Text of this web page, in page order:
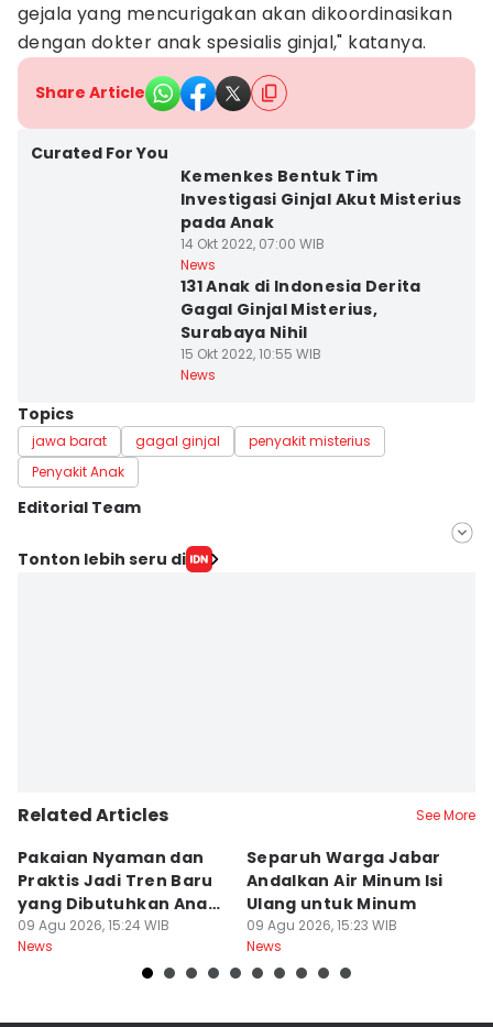
gejala yang mencurigakan akan dikoordinasikan
dengan dokter anak spesialis ginjal," katanya.
Share Article
Curated For You
Kemenkes Bentuk Tim
Investigasi Ginjal Akut Misterius
pada Anak
14 Okt 2022, 07:00 WIB
News
131 Anak di Indonesia Derita
Gagal Ginjal Misterius,
Surabaya Nihil
15 Okt 2022, 10:55 WIB
News
Topics
jawa barat gagal ginjal
penyakit misterius
Penyakit Anak
Editorial Team
Editor
Tonton lebih seru di
Related Articles See More
Pakaian Nyaman dan
Praktis Jadi Tren Baru
yang Dibutuhkan Anak
Muda
09 Agu 2026, 15:24 WIB
News
Separuh Warga Jabar
Andalkan Air Minum Isi
Ulang untuk Minum
09 Agu 2026, 15:23 WIB
News